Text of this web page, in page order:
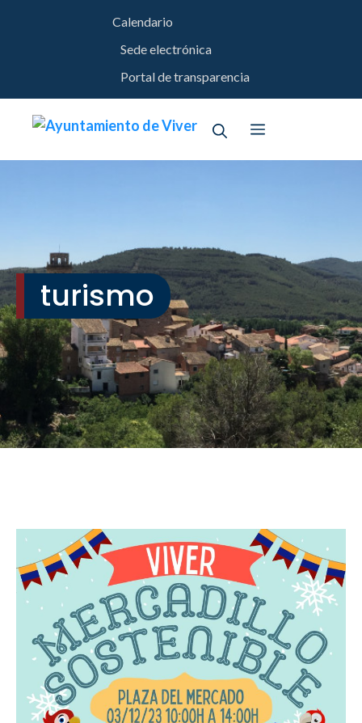
Calendario
Sede electrónica
Portal de transparencia
Menú
turismo